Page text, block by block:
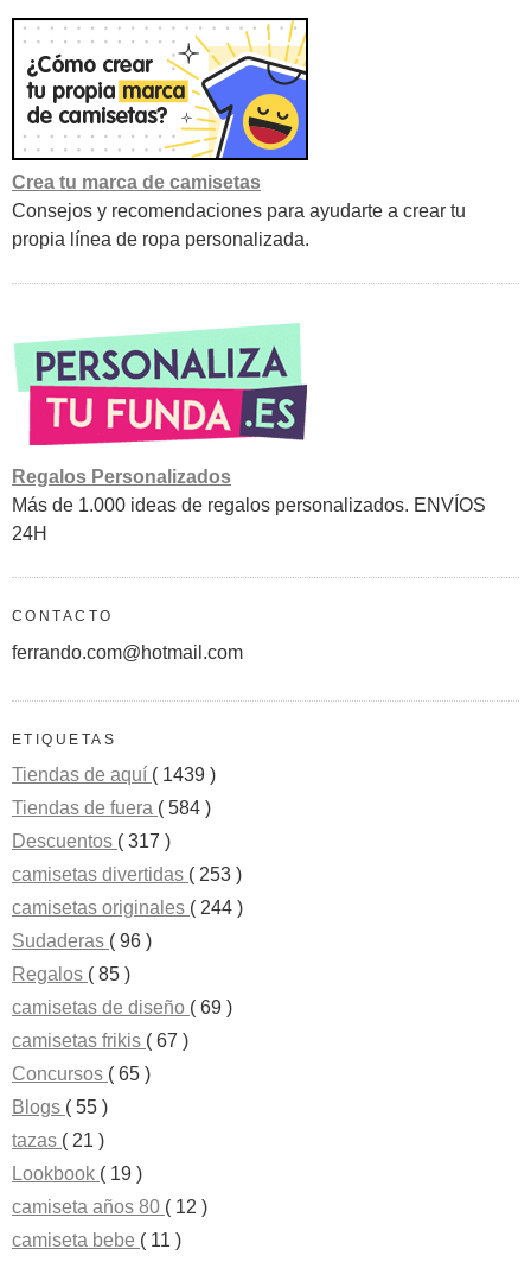
Crea tu marca de camisetas
Consejos y recomendaciones para ayudarte a crear tu
propia línea de ropa personalizada.
Regalos Personalizados
Más de 1.000 ideas de regalos personalizados. ENVÍOS
24H
CONTACTO
ferrando.com@hotmail.com
ETIQUETAS
Tiendas de aquí ( 1439 )
Tiendas de fuera ( 584 )
Descuentos ( 317 )
camisetas divertidas ( 253 )
camisetas originales ( 244 )
Sudaderas ( 96 )
Regalos ( 85 )
camisetas de diseño ( 69 )
camisetas frikis ( 67 )
Concursos ( 65 )
Blogs ( 55 )
tazas ( 21 )
Lookbook ( 19 )
camiseta años 80 ( 12 )
camiseta bebe ( 11 )